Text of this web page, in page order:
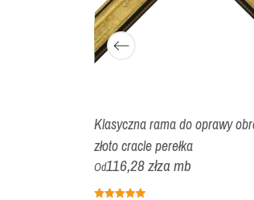
Klasyczna rama do oprawy
złoto cracle perełka
Od116,28 złza mb